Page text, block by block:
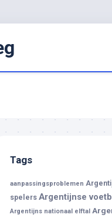
Tags
aanpassingsproblemen
spelers Argentijnse
Argentijns nationaal elftal